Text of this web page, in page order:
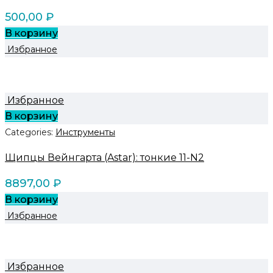
500,00 ₽
В корзину
Избранное
Избранное
В корзину
Categories: Инструменты
Щипцы Вейнгарта (Astar): тонкие 11-N2
8897,00 ₽
В корзину
Избранное
Избранное